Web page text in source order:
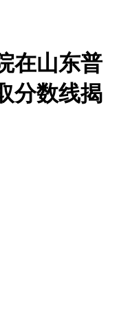
在山东普
分数线揭